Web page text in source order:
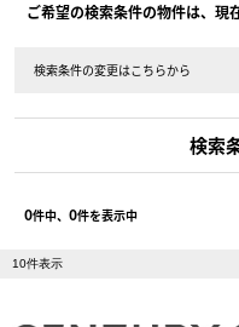
ご希望の検索条件の物件は、現
検索条件の変更はこちらから
検索
0件中、 0件を表示中